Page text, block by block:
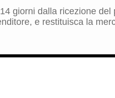
giorni dalla ricezione
e restituisca la